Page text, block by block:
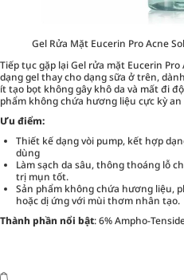
Gel Rửa Mặt Eucerin Pro Acne
Tiếp tục gặp lạiGel rửa mặt Eucerin
dạng gel thay cho dạng sữa ở trên,
ít tạo bọt không gây khô da và mất đi
phẩm không chứa hương liệu cực kỳ
Ưu điểm:
Thiết kế dạng vòi pump, kết hợp
dùng
Làm sạch da sâu, thông thoáng lỗ
trị mụn tốt.
Sản phẩm không chứa hương liệu,
hoặc dị ứng với mùi thơm nhân tạo.
Thành phần nổi bật: 6% Ampho-